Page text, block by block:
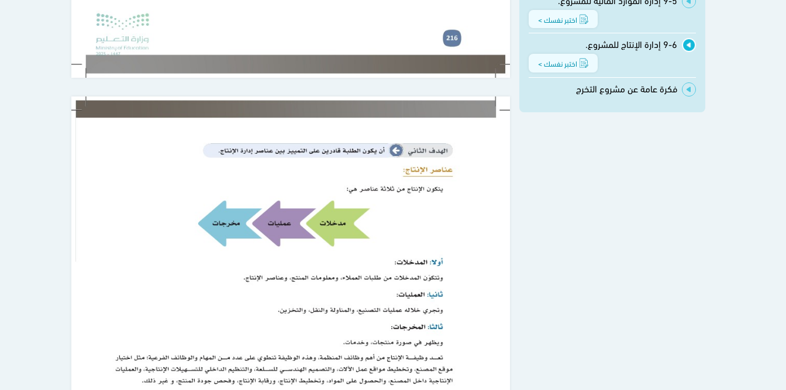
اختبر نفسك >
9-6 إدارة الإنتاج للمشروع.
اختبر نفسك >
فكرة عامة عن مشروع التخرج